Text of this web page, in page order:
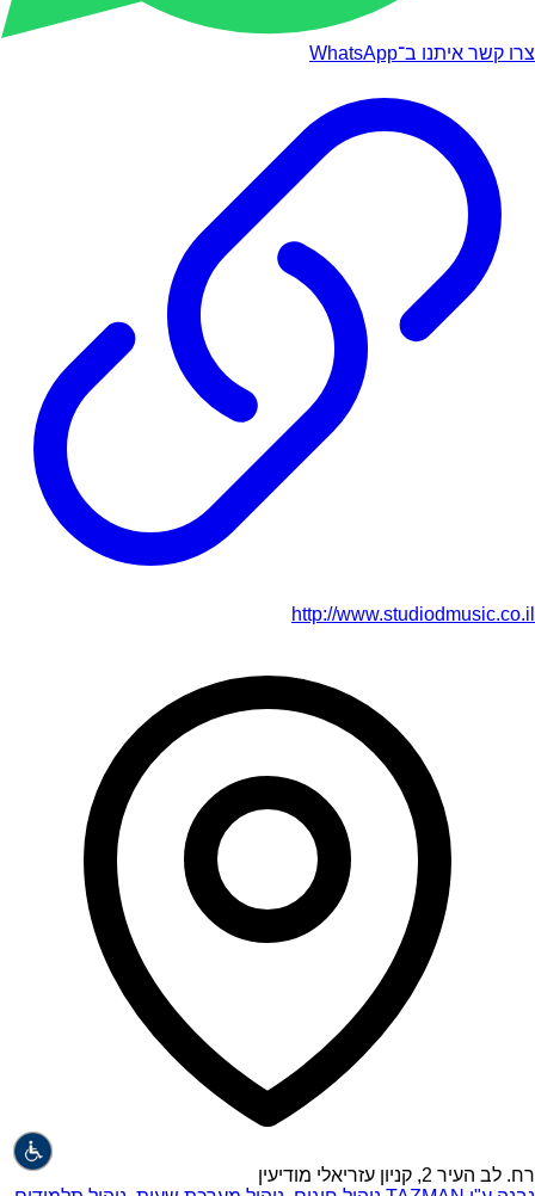
צרו קשר איתנו ב־WhatsApp
http://www.studiodmusic.co.il
רח. לב העיר 2, קניון עזריאלי מודיעין